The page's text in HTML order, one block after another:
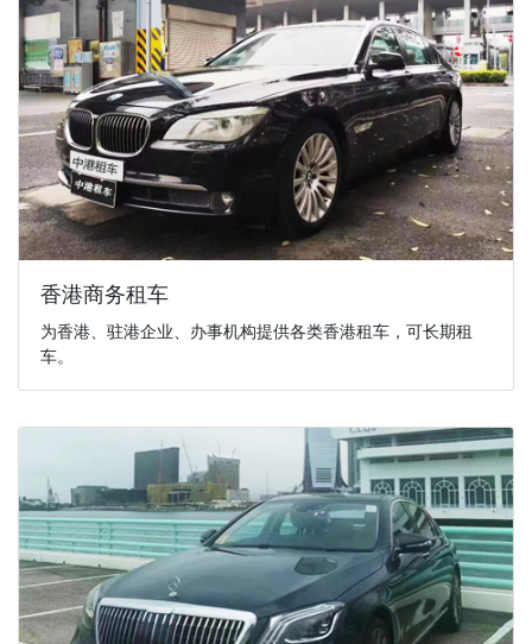
香港商务租车
为香港、驻港企业、办事机构提供各类香港租车，可长期租
车。